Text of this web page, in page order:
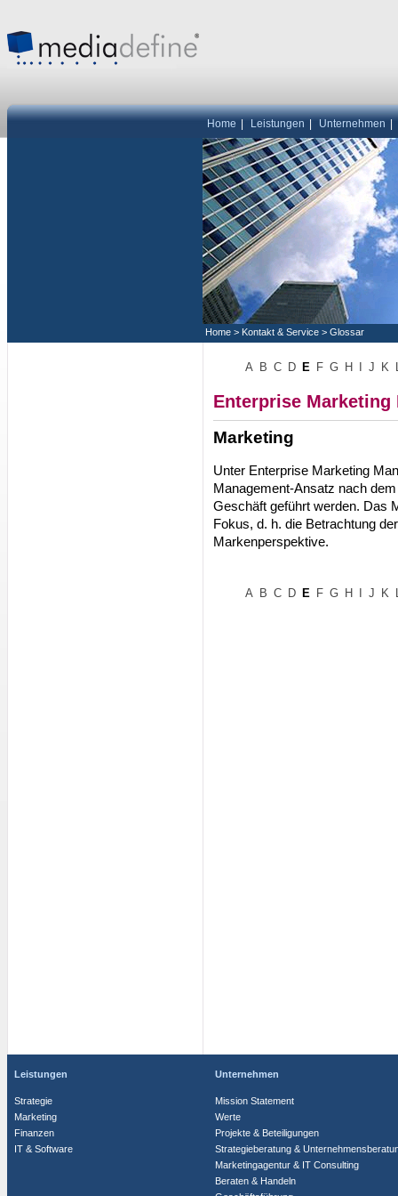
Home Leistungen Unternehmen
Home > Kontakt & Service > Glossar
A B C D E F G H J K
Enterprise Marketing
Marketing
Unter Enterprise Marketing
Management-Ansatz nach
Geschäft geführt werden. Das
Fokus, d. h. die Betrachtung
Markenperspektive.
A B C D E F G H J K
Leistungen
Strategie
Marketing
Finanzen
IT & Software
Unternehmen
Mission Statement
Werte
Projekte & Beteiligungen
Strategieberatung &
Marketingagentur & IT Consulting
Beraten & Handeln